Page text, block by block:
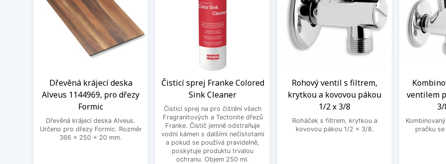
Dřevěná krájecí deska
Alveus 1144969, pro dřezy
Formic
Dřevěná krájecí deska Alveus.
Určeno pro dřezy Formic. Rozměr
366 x 250 x 20 mm.
Čisticí sprej Franke Colored
Sink Cleaner
Čisticí sprej na pro čištění všech
Fragranitových a Tectonite dřezů
Franke. Čistič jemně odstraňuje
vodní kámen s dalšími nečistotami
a pokud se používá pravidelně,
poskytuje produktu trvalou
ochranu. Objem 250 ml.
Rohový ventil s filtrem,
krytkou a kovovou pákou
1/2 x 3/8
Roháček s filtrem, krytkou a
kovovou pákou 1/2 x 3/8.
ventilem
pračku